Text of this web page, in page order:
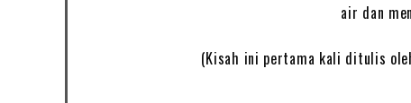
air dan
(Kisah ini pertama kali ditulis